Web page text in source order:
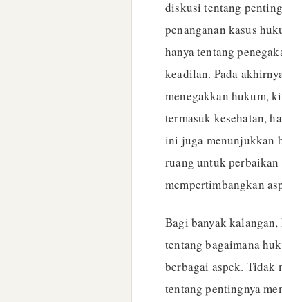
diskusi tentang
penanganan kasus
hanya tentang
keadilan. Pada
menegakkan hukum,
termasuk kesehatan,
ini juga menunjukkan
ruang untuk
mempertimbangkan
Bagi banyak
tentang bagaimana
berbagai aspek. Tidak
tentang pentingnya